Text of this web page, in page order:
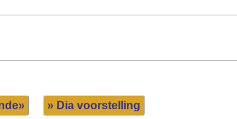
» Dia voorstelling